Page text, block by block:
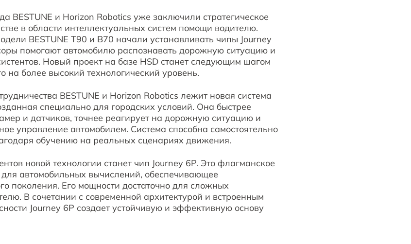
BESTUNE и Horizon Robotics уже заключили стратегическое
в области интеллектуальных систем помощи водителю.
BESTUNE T90 и B70 начали устанавливать чипы Journey
помогают автомобилю распознавать дорожную ситуацию и
Новый проект на базе HSD станет следующим шагом
на более высокий технологический уровень.
BESTUNE и Horizon Robotics лежит новая система
специально для городских условий. Она быстрее
и датчиков, точнее реагирует на дорожную ситуацию и
управление автомобилем. Система способна самостоятельно
обучению на реальных сценариях движения.
новой технологии станет чип Journey 6P. Это флагманское
автомобильных вычислений, обеспечивающее
поколения. Его мощности достаточно для сложных
В сочетании с современной архитектурой и встроенным
Journey 6P создает устойчивую и эффективную основу